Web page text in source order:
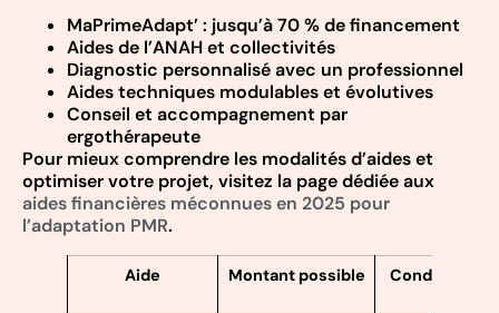
MaPrimeAdapt’ : jusqu’à 70 % de financement
Aides de l’ANAH et collectivités
Diagnostic personnalisé avec un professionnel
Aides techniques modulables et évolutives
Conseil et accompagnement par
ergothérapeute
Pour mieux comprendre les modalités d’aides et
optimiser votre projet, visitez la page dédiée aux
aides financières méconnues en 2025 pour
l’adaptation PMR.
Aide Montant possible Conditions